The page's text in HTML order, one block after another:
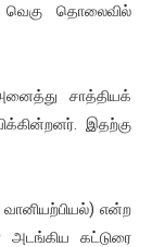
அழிப்பிற்கு
கூட்டத்தில் இன்று
காலெக்ஷன் செய்த
வெகு தொலைவில்
சாத்தியக்
இதற்கு
என்ற
அடங்கிய கட்டுரை